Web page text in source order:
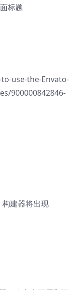
标题
use-the-Envato-
900000842846-
建器将出现